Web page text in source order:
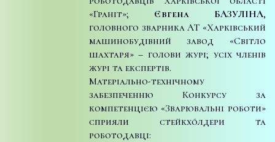
«Граніт»; Євгена БАЗУЛІНА,
головного зварника АТ «Харківський
машинобудівний завод «Світло
шахтаря» – голови журі; усіх членів
журі та експертів.
Матеріально-технічному
забезпеченню Конкурсу за
компетенцією «Зварювальні роботи»
сприяли стейкхо́лдери та
роботодавці: